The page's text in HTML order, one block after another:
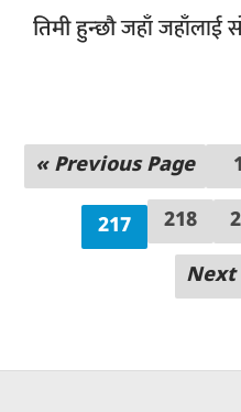
तिमी हुन्छौजहाँ जहाँलाई
« Previous Page 1
217 218
Next